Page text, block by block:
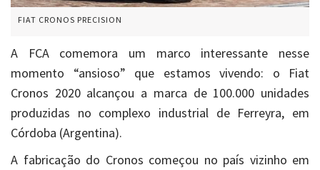
FIAT CRONOS PRECISION
A FCA comemora um marco interessante nesse
momento “ansioso” que estamos vivendo: o Fiat
Cronos 2020 alcançou a marca de 100.000 unidades
produzidas no complexo industrial de Ferreyra, em
Córdoba (Argentina).
A fabricação do Cronos começou no país vizinho em